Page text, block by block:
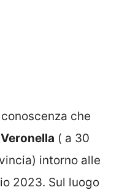
che
( a 30
intorno alle
2023. Sul luogo